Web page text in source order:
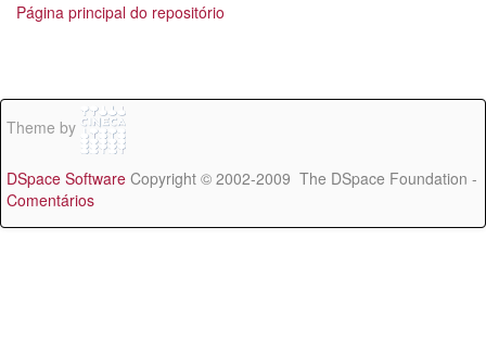
Página principal do repositório
Theme by
DSpace Software Copyright © 2002-2009 The DSpace Foundation -
Comentários